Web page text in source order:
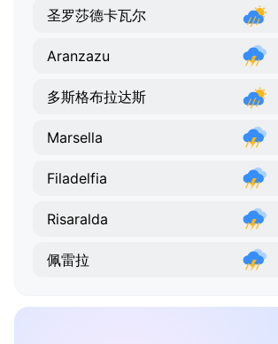
圣罗莎德卡瓦尔
Aranzazu
多斯格布拉达斯
Marsella
Filadelfia
Risaralda
佩雷拉